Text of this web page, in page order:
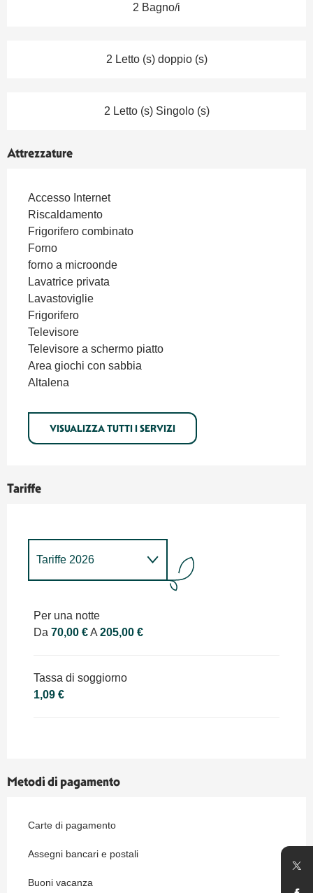
2 Bagno/i
2 Letto (s) doppio (s)
2 Letto (s) Singolo (s)
Attrezzature
Accesso Internet
Riscaldamento
Frigorifero combinato
Forno
forno a microonde
Lavatrice privata
Lavastoviglie
Frigorifero
Televisore
Televisore a schermo piatto
Area giochi con sabbia
Altalena
VISUALIZZA TUTTI I SERVIZI
Tariffe
Tariffe 2026
Per una notte
Da 70,00 €A 205,00 €
Tassa di soggiorno
1,09 €
Metodi di pagamento
Carte di pagamento
Assegni bancari e postali
Buoni vacanza